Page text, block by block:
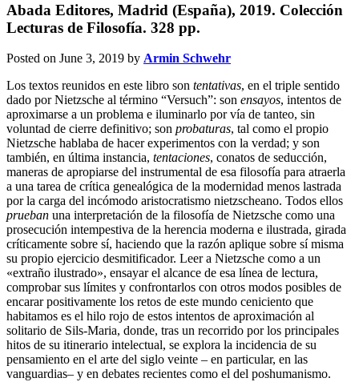
Abada Editores, Madrid (España), 2019. Colección
Lecturas de Filosofía. 328 pp.
Posted on June 3, 2019 by Armin Schwehr
Los textos reunidos en este libro son tentativas, en el triple sentido
dado por Nietzsche al término “Versuch”: son ensayos, intentos de
aproximarse a un problema e iluminarlo por vía de tanteo, sin
voluntad de cierre definitivo; son probaturas, tal como el propio
Nietzsche hablaba de hacer experimentos con la verdad; y son
también, en última instancia, tentaciones, conatos de seducción,
maneras de apropiarse del instrumental de esa filosofía para atraerla
a una tarea de crítica genealógica de la modernidad menos lastrada
por la carga del incómodo aristocratismo nietzscheano. Todos ellos
prueban una interpretación de la filosofía de Nietzsche como una
prosecución intempestiva de la herencia moderna e ilustrada, girada
críticamente sobre sí, haciendo que la razón aplique sobre sí misma
su propio ejercicio desmitificador. Leer a Nietzsche como a un
«extraño ilustrado», ensayar el alcance de esa línea de lectura,
comprobar sus límites y confrontarlos con otros modos posibles de
encarar positivamente los retos de este mundo ceniciento que
habitamos es el hilo rojo de estos intentos de aproximación al
solitario de Sils-Maria, donde, tras un recorrido por los principales
hitos de su itinerario intelectual, se explora la incidencia de su
pensamiento en el arte del siglo veinte – en particular, en las
vanguardias– y en debates recientes como el del poshumanismo.